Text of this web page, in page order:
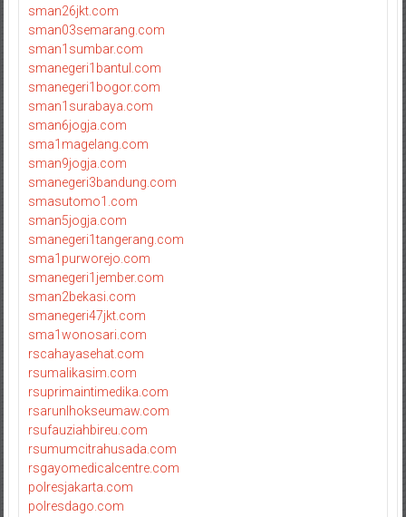
sman26jkt.com
sman03semarang.com
sman1sumbar.com
smanegeri1bantul.com
smanegeri1bogor.com
sman1surabaya.com
sman6jogja.com
sma1magelang.com
sman9jogja.com
smanegeri3bandung.com
smasutomo1.com
sman5jogja.com
smanegeri1tangerang.com
sma1purworejo.com
smanegeri1jember.com
sman2bekasi.com
smanegeri47jkt.com
sma1wonosari.com
rscahayasehat.com
rsumalikasim.com
rsuprimaintimedika.com
rsarunlhokseumaw.com
rsufauziahbireu.com
rsumumcitrahusada.com
rsgayomedicalcentre.com
polresjakarta.com
polresdago.com